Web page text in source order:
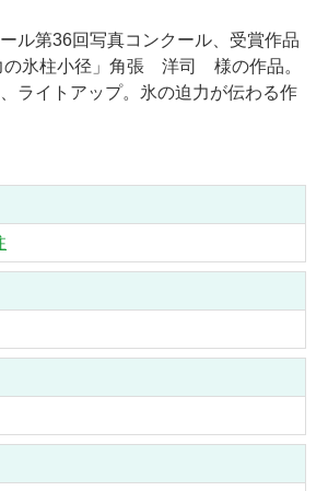
ル第36回写真コンクール、受賞作品
の氷柱小径」角張 洋司 様の作品。
ライトアップ。氷の迫力が伝わる作